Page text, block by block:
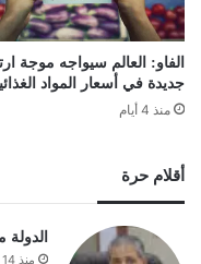
الفاو: العالم سيواجه موجة
جديدة في أسعار المواد
منذ 4 أيام
أقلام حرة
منذ 14 ساعة